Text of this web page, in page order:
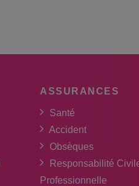
ASSURANCES
Santé
Accident
Obsèques
Responsabilité
Professionnelle